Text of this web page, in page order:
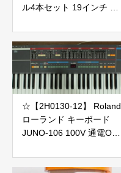
ル4本セット 19インチ 現
☆【2H0130-12】 Roland
ローランド キーボード
JUNO-106 100V 通電OK